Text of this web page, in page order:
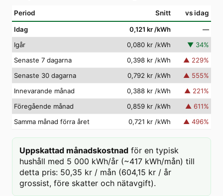
Period Snitt vs idag
Idag 0,121 kr /kWh
—
Igår
0,080 kr /kWh ▼ 34%
Senaste 7 dagarna
0,398 kr /kWh ▲ 229%
Senaste 30 dagarna
0,792 kr /kWh ▲ 555%
Innevarande månad
0,388 kr /kWh ▲ 221%
Föregående månad
0,859 kr /kWh ▲ 611%
Samma månad förra året
0,721 kr /kWh ▲ 496%
Uppskattad månadskostnad för en typisk
hushåll med 5 000 kWh/år (~417 kWh/mån) till
detta pris: 50,35 kr / mån (604,15 kr / år
grossist, före skatter och nätavgift).